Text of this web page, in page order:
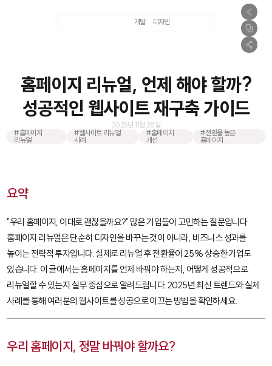
개발 디자인
홈페이지 리뉴얼, 언제 해야 할까?
성공적인 웹사이트 재구축 가이드
2025년 11월 28일
#홈페이지
리뉴얼
#웹사이트 리뉴얼
사례
#홈페이지
개선
#전환율 높은
홈페이지
요약
"우리 홈페이지, 이대로 괜찮을까요?" 많은 기업들이 고민하는 질문입니다.
홈페이지 리뉴얼은 단순히 디자인을 바꾸는 것이 아니라, 비즈니스 성과를
높이는 전략적 투자입니다. 실제로 리뉴얼 후 전환율이 25% 상승한 기업도
있습니다. 이 글에서는 홈페이지를 언제 바꿔야 하는지, 어떻게 성공적으로
리뉴얼할 수 있는지 실무 중심으로 알려드립니다. 2025년 최신 트렌드와 실제
사례를 통해 여러분의 웹사이트를 성공으로 이끄는 방법을 확인하세요.
우리 홈페이지, 정말 바꿔야 할까요?